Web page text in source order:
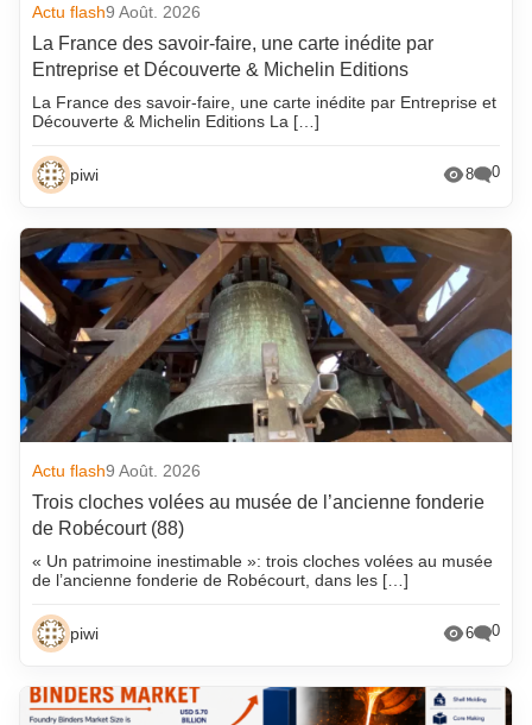
Actu flash9 Août. 2026
La France des savoir-faire, une carte inédite par
Entreprise et Découverte & Michelin Editions
La France des savoir-faire, une carte inédite par Entreprise et
Découverte & Michelin Editions La […]
piwi 8 0
Actu flash9 Août. 2026
Trois cloches volées au musée de l’ancienne fonderie
de Robécourt (88)
« Un patrimoine inestimable »: trois cloches volées au musée
de l’ancienne fonderie de Robécourt, dans les […]
piwi 6 0